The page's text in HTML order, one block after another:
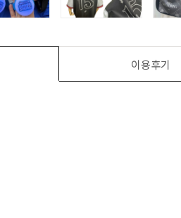
이용후기